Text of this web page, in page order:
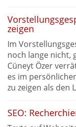
zeigen
Im
noch lange nicht,
Cüneyt Özer
es im
zu zeigen als den
SEO: